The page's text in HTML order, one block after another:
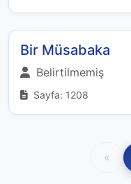
Bir Müsabaka
Belirtilmemiş
Sayfa: 1208
«